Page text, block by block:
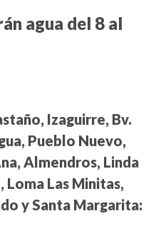
agua del 8 al
Izaguirre, Bv.
Pueblo Nuevo,
Almendros, Linda
Las Minitas,
y Santa Margarita: